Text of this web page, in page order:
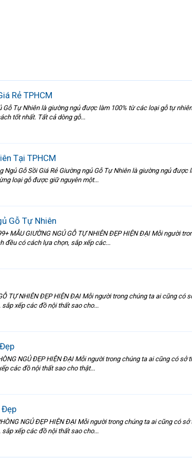
Rẻ TPHCM
Gỗ Tự Nhiên là giường ngủ được làm 100% từ các loại gỗ tự
tốt nhất. Tất cả dòng gỗ...
Tại TPHCM
Ngủ Gỗ Sồi Giá Rẻ Giường ngủ Gỗ Tự Nhiên là giường ngủ
loại gỗ được giữ nguyên một...
Gỗ Tự Nhiên
MẪU GIƯỜNG NGỦ GỖ TỰ NHIÊN ĐẸP HIỆN ĐẠI Mỗi người
đều có cách lựa chọn, sắp xếp các...
TỰ NHIÊN ĐẸP HIỆN ĐẠI Mỗi người trong chúng ta ai cũng có
xếp các đồ nội thất sao cho...
NGỦ ĐẸP HIỆN ĐẠI Mỗi người trong chúng ta ai cũng có
các đồ nội thất sao cho thật...
Đẹp
NGỦ ĐẸP HIỆN ĐẠI Mỗi người trong chúng ta ai cũng có
xếp các đồ nội thất sao cho...